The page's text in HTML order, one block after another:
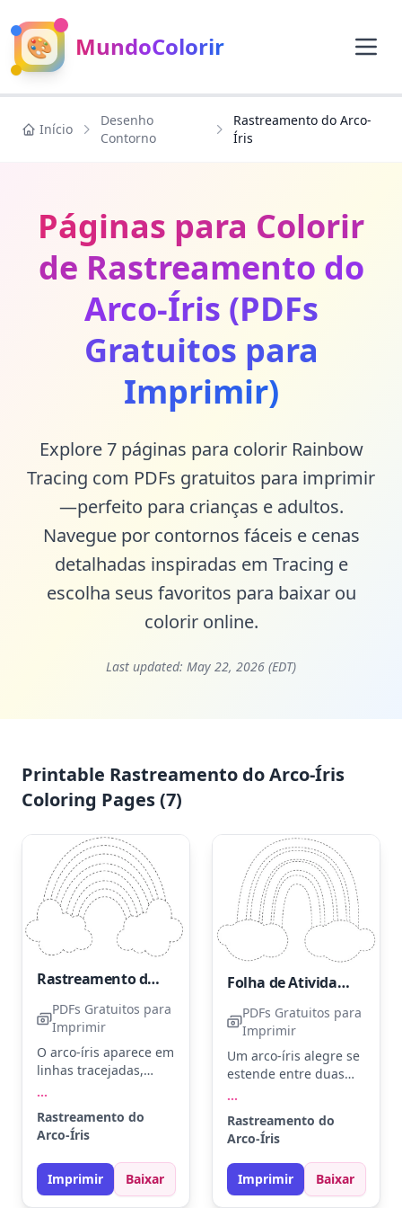
🎨 MundoColorir
Início
Desenho
Contorno
Rastreamento do Arco-
Íris
Páginas para Colorir
de Rastreamento do
Arco-Íris (PDFs
Gratuitos para
Imprimir)
Explore 7 páginas para colorir Rainbow
Tracing com PDFs gratuitos para imprimir
—perfeito para crianças e adultos.
Navegue por contornos fáceis e cenas
detalhadas inspiradas em Tracing e
escolha seus favoritos para baixar ou
colorir online.
Last updated: May 22, 2026 (EDT)
Printable Rastreamento do Arco-Íris
Coloring Pages (7)
Rastreamento do Arco-Íris
PDFs Gratuitos para
Imprimir
O arco-íris aparece em
linhas tracejadas,
desenvolverem suas
habilidades motoras.
Use cores como
vermelho, azul, e
verde para cada faixa
...
Rastreamento do
Arco-Íris
Imprimir Baixar
Folha de Atividades de Traçado do Arco-Íris - Para Imprimir
PDFs Gratuitos para
Imprimir
Um arco-íris alegre se
estende entre duas
cores como vermelho,
laranja e amarelo para
começar o dia com
alegria. Experimente
usar giz de cera
...
Rastreamento do
Arco-Íris
Imprimir Baixar